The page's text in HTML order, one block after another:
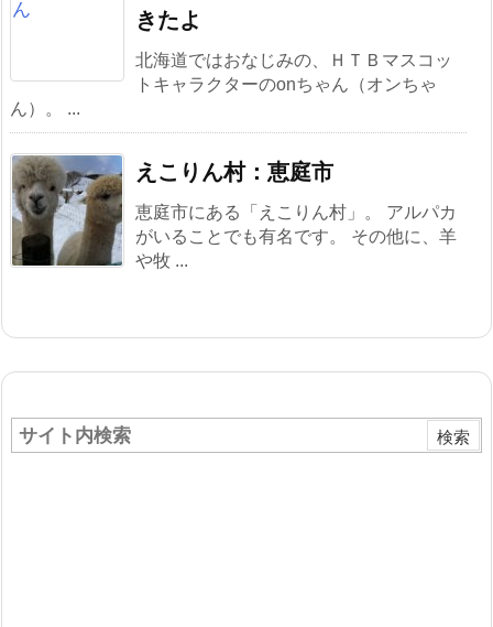
きたよ
北海道ではおなじみの、ＨＴＢマスコッ
トキャラクターのonちゃん（オンちゃ
ん）。 ...
えこりん村：恵庭市
恵庭市にある「えこりん村」。 アルパカ
がいることでも有名です。 その他に、羊
や牧 ...